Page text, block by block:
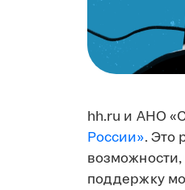
hh.ru и АНО
России». Это
возможности,
поддержку